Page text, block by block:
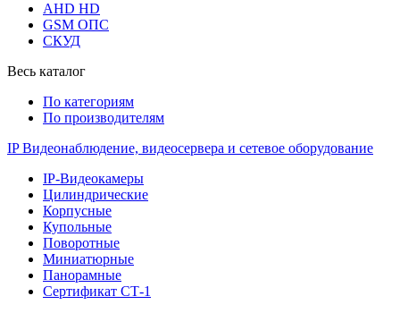
AHD HD
GSM ОПС
СКУД
Весь каталог
По категориям
По производителям
IP Видеонаблюдение, видеосервера и сетевое оборудование
IP-Видеокамеры
Цилиндрические
Корпусные
Купольные
Поворотные
Миниатюрные
Панорамные
Сертификат СТ-1